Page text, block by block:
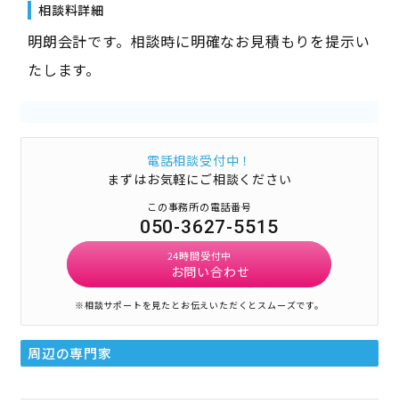
相談料詳細
明朗会計です。相談時に明確なお見積もりを提示い
たします。
電話相談受付中！
まずはお気軽にご相談ください
この事務所の電話番号
050-3627-5515
24時間受付中
お問い合わせ
※相談サポートを見たとお伝えいただくとスムーズです。
周辺の専門家